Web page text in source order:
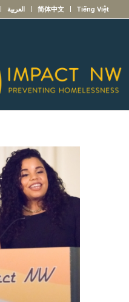
العربية 简体中文 Tiếng Việt